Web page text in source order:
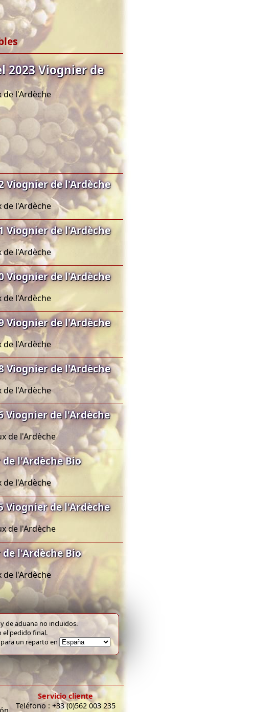
2023 Viognier de
de l'Ardèche
Viognier de l'Ardèche
de l'Ardèche
Viognier de l'Ardèche
de l'Ardèche
Viognier de l'Ardèche
de l'Ardèche
Viognier de l'Ardèche
de l'Ardèche
Viognier de l'Ardèche
de l'Ardèche
Viognier de l'Ardèche
de l'Ardèche
l'Ardèche Bio
de l'Ardèche
Viognier de l'Ardèche
de l'Ardèche
l'Ardèche Bio
de l'Ardèche
de aduana no incluidos.
el pedido final.
un reparto en
Servicio cliente
Teléfono : +33 (0)562 003 235